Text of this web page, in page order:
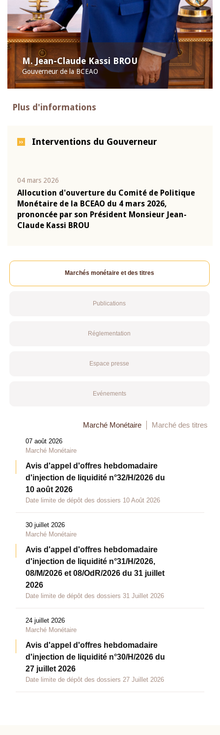
M. Jean-Claude Kassi BROU
Gouverneur de la BCEAO
Plus d'informations
Interventions du Gouverneur
04 mars 2026
Allocution d'ouverture du Comité de Politique
Monétaire de la BCEAO du 4 mars 2026,
prononcée par son Président Monsieur Jean-
Claude Kassi BROU
Marchés monétaire et des titres
Publications
Réglementation
Espace presse
Evénements
Marché Monétaire Marché des titres
07 août 2026
Marché Monétaire
Avis d'appel d'offres hebdomadaire
d'injection de liquidité n°32/H/2026 du
10 août 2026
Date limite de dépôt des dossiers 10 Août 2026
30 juillet 2026
Marché Monétaire
Avis d'appel d'offres hebdomadaire
d'injection de liquidité n°31/H/2026,
08/M/2026 et 08/OdR/2026 du 31 juillet
2026
Date limite de dépôt des dossiers 31 Juillet 2026
24 juillet 2026
Marché Monétaire
Avis d'appel d'offres hebdomadaire
d'injection de liquidité n°30/H/2026 du
27 juillet 2026
Date limite de dépôt des dossiers 27 Juillet 2026